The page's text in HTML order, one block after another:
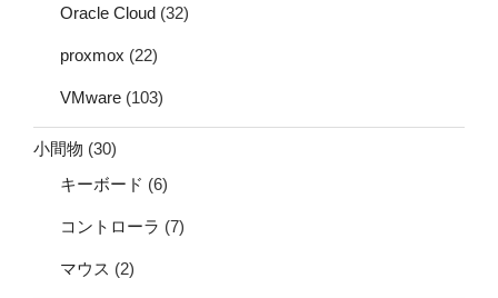
Oracle Cloud (32)
proxmox (22)
VMware (103)
小間物 (30)
キーボード (6)
コントローラ (7)
マウス (2)